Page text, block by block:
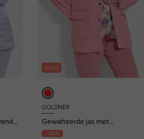
SALE
GOLDNER
Gewatteerde jas met
overhemdkraag
- 62%